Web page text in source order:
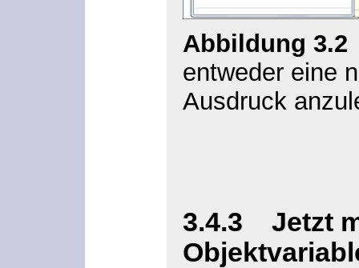
Abbildung 3.2
entweder eine
Ausdruck
3.4.3 Jetzt